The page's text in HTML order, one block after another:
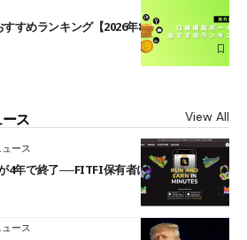
すめランキング【2026年8月最新】
ス View All
ース
4年で終了──FITFI保有者に対応呼びかけ
ース